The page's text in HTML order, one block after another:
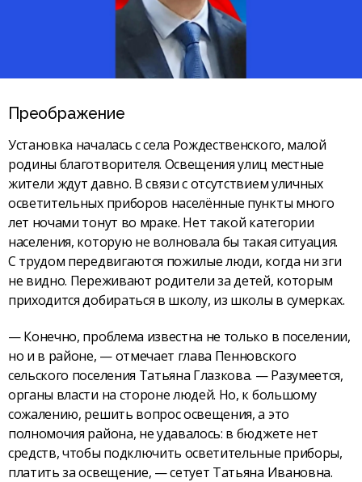
Преображение
Установка началась с села Рождественского, малой
родины благотворителя. Освещения улиц местные
жители ждут давно. В связи с отсутствием уличных
осветительных приборов населённые пункты много
лет ночами тонут во мраке. Нет такой категории
населения, которую не волновала бы такая ситуация.
С трудом передвигаются пожилые люди, когда ни зги
не видно. Переживают родители за детей, которым
приходится добираться в школу, из школы в сумерках.
— Конечно, проблема известна не только в поселении,
но и в районе, — отмечает глава Пенновского
сельского поселения Татьяна Глазкова. — Разумеется,
органы власти на стороне людей. Но, к большому
сожалению, решить вопрос освещения, а это
полномочия района, не удавалось: в бюджете нет
средств, чтобы подключить осветительные приборы,
платить за освещение, — сетует Татьяна Ивановна.